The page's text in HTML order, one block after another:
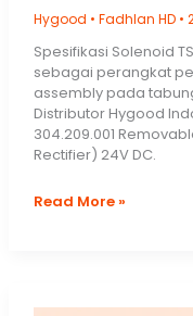
Hygood • Fadhlan HD •
Spesifikasi Solenoid
sebagai perangkat
assembly pada
Distributor Hygood
304.209.001
Rectifier) 24V DC.
Jual
Removable
Read More »